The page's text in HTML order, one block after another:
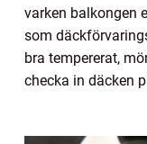
varken balkongen
som
bra tempererat,
checka in däcken